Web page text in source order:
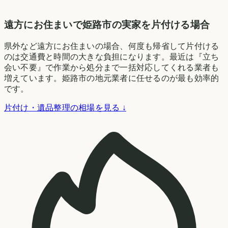
遠方にお住まいで姫路市の実家を片付ける場合
県外など遠方にお住まいの場合、何度も帰省して片付ける
のは交通費と時間の大きな負担になります。最近は『立ち
会い不要』で作業から処分まで一括対応してくれる業者も
増えています。姫路市の地元業者に任せるのが最も効率的
です。
片付け・遺品整理の相場を見る ↓